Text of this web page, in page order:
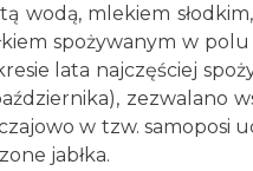
wodą, mlekiem
spożywanym w
lata najczęściej
zezwalano
w tzw. samoposi
jabłka.